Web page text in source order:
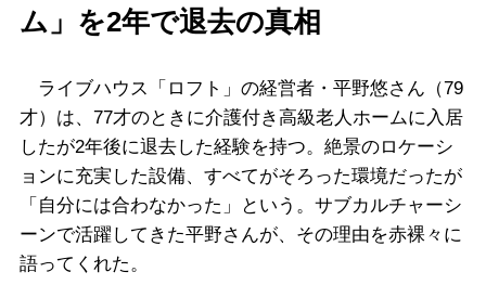
ム」を2年で退去の真相
ライブハウス「ロフト」の経営者・平野悠さん（79
才）は、77才のときに介護付き高級老人ホームに入居
したが2年後に退去した経験を持つ。絶景のロケーシ
ョンに充実した設備、すべてがそろった環境だったが
「自分には合わなかった」という。サブカルチャーシ
ーンで活躍してきた平野さんが、その理由を赤裸々に
語ってくれた。